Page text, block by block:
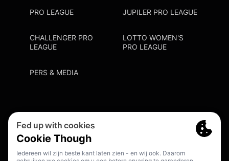
PRO LEAGUE JUPILER PRO LEAGUE
CHALLENGER PRO
LEAGUE
LOTTO WOMEN'S
PRO LEAGUE
PERS & MEDIA
Cookie Policy
Meldpunt Racisme En Discriminatie